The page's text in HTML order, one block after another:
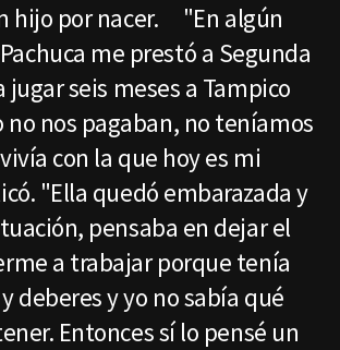
hijo por nacer. "En algún
me prestó a Segunda
jugar seis meses a Tampico
no nos pagaban, no teníamos
con la que hoy es mi
"Ella quedó embarazada y
pensaba en dejar el
a trabajar porque tenía
deberes y yo no sabía qué
Entonces sí lo pensé un